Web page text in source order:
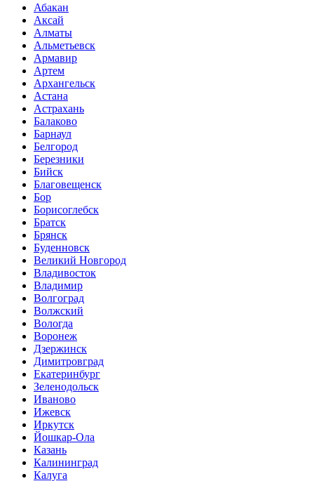
Абакан
Аксай
Алматы
Альметьевск
Армавир
Артем
Архангельск
Астана
Астрахань
Балаково
Барнаул
Белгород
Березники
Бийск
Благовещенск
Бор
Борисоглебск
Братск
Брянск
Буденновск
Великий Новгород
Владивосток
Владимир
Волгоград
Волжский
Вологда
Воронеж
Дзержинск
Димитровград
Екатеринбург
Зеленодольск
Иваново
Ижевск
Иркутск
Йошкар-Ола
Казань
Калининград
Калуга